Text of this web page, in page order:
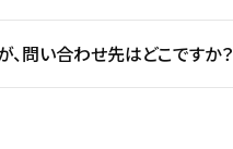
問い合わせ先はどこですか？